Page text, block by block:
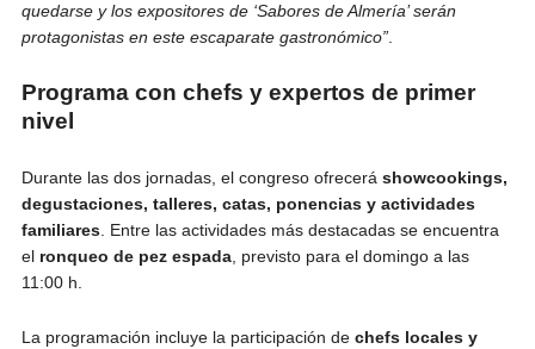
quedarse y los expositores de ‘Sabores de Almería’ serán
protagonistas en este escaparate gastronómico”.
Programa con chefs y expertos de primer
nivel
Durante las dos jornadas, el congreso ofrecerá showcookings,
degustaciones, talleres, catas, ponencias y actividades
familiares. Entre las actividades más destacadas se encuentra
el ronqueo de pez espada, previsto para el domingo a las
11:00 h.
La programación incluye la participación de chefs locales y